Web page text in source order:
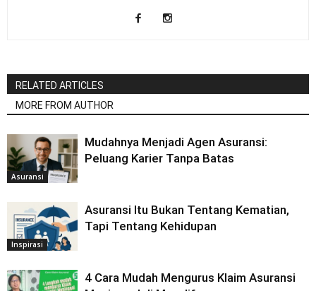
RELATED ARTICLES
MORE FROM AUTHOR
Asuransi
Mudahnya Menjadi Agen Asuransi:
Peluang Karier Tanpa Batas
Inspirasi
Asuransi Itu Bukan Tentang Kematian,
Tapi Tentang Kehidupan
4 Cara Mudah Mengurus Klaim Asuransi